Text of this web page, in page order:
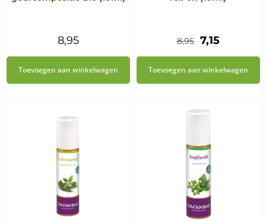
8,95
Toevoegen aan winkelwagen
8,95
prijs
7,15Huidige
prijs
Toevoegen aan winkelwagen